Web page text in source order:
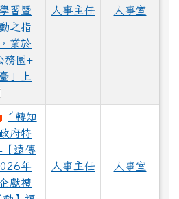
習暨
之指
業於
務園+
」上
彈跳視窗觀看：
人事主任 人事室
ˊ轉知
府特
【遠傳
年
獻禮
人事主任 人事室